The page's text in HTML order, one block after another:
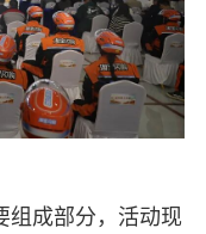
组成部分，活动现